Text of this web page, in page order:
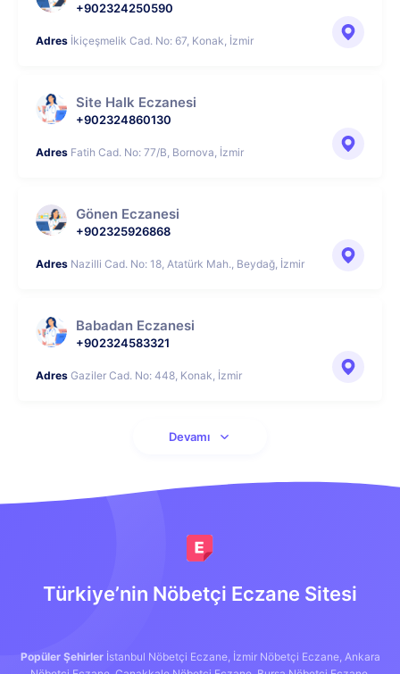
+902324250590
Adres İkiçeşmelik Cad. No: 67, Konak, İzmir
Site Halk Eczanesi
+902324860130
Adres Fatih Cad. No: 77/B, Bornova, İzmir
Gönen Eczanesi
+902325926868
Adres Nazilli Cad. No: 18, Atatürk Mah., Beydağ, İzmir
Babadan Eczanesi
+902324583321
Adres Gaziler Cad. No: 448, Konak, İzmir
Devamı
Türkiye’nin Nöbetçi Eczane Sitesi
Popüler Şehirler İstanbul Nöbetçi Eczane, İzmir Nöbetçi Eczane, Ankara